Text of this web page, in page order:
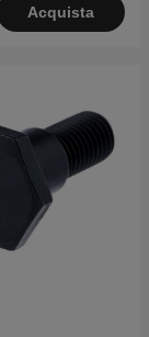
Acquista